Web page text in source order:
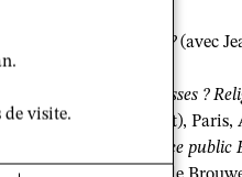
séparer pour coopérer ?(avec
Brouwer, juin 2010.
: la fin des promesses ?
et Jean-Luc Blaquart),
la religion dans l’espace
de visite.